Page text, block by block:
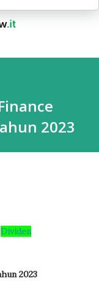
2023
Dividen
2023